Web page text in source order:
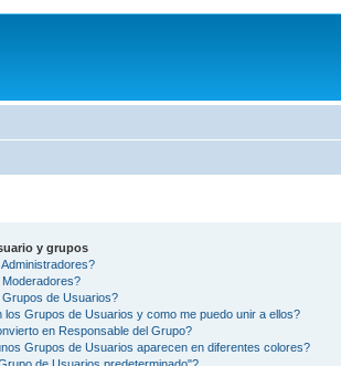
y grupos
de Usuarios?
los Grupos de Usuarios y como me puedo unir a ellos?
en Responsable del Grupo?
Grupos de Usuarios aparecen en diferentes colores?
de Usuarios predeterminado"?